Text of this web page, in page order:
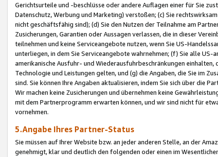
Gerichtsurteile und -beschlüsse oder andere Auflagen einer für Sie
Datenschutz, Werbung und Marketing) verstoßen; (c) Sie
nicht geschäftsfähig sind); (d) Sie den Nutzen der Teilnahme am
Zusicherungen, Garantien oder Aussagen verlassen, die in dieser
teilnehmen und keine Serviceangebote nutzen, wenn Sie US-
unterliegen, in dem Sie Serviceangebote wahrnehmen; (f) Sie alle
amerikanische Ausfuhr- und Wiederausfuhrbeschränkungen
Technologie und Leistungen gelten, und (g) die Angaben, die Sie im
sind. Sie können Ihre Angaben aktualisieren, indem Sie sich über die
Wir machen keine Zusicherungen und übernehmen keine
mit dem Partnerprogramm erwarten können, und wir sind nicht für
vornehmen.
5.Angabe Ihres Partner-Status
Sie müssen auf Ihrer Website bzw. an jeder anderen Stelle, an der
genehmigt, klar und deutlich den folgenden oder einen im